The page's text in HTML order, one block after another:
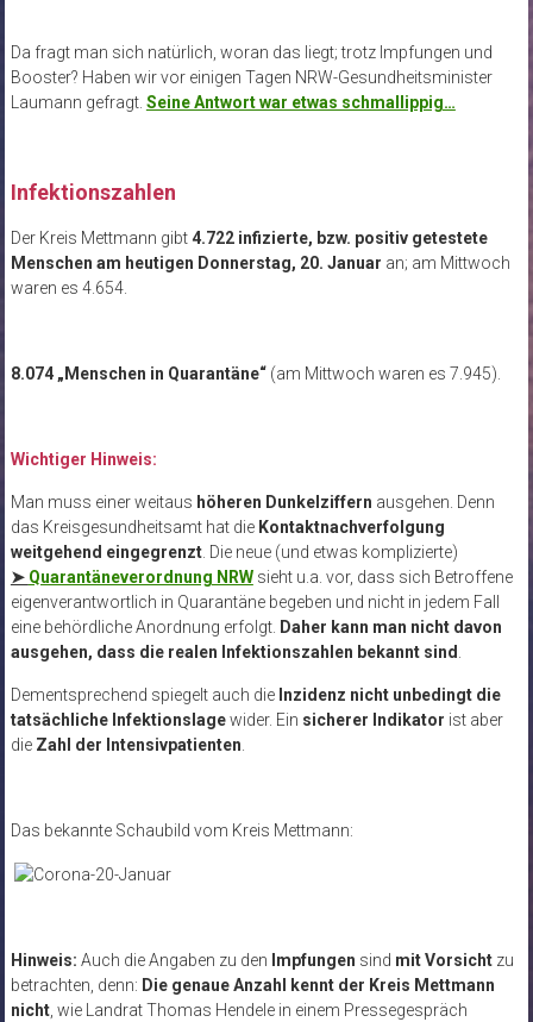
Da fragt man sich natürlich, woran das liegt; trotz Impfungen und
Booster? Haben wir vor einigen Tagen NRW-Gesundheitsminister
Laumann gefragt. Seine Antwort war etwas schmallippig…
Infektionszahlen
Der Kreis Mettmann gibt4.722 infizierte, bzw. positiv getestete
Menschen am heutigen Donnerstag, 20. Januar an; am Mittwoch
waren es 4.654.
8.074 „Menschen in Quarantäne“ (am Mittwoch waren es 7.945).
Wichtiger Hinweis:
Man muss einer weitaus höheren Dunkelziffern ausgehen. Denn
das Kreisgesundheitsamt hat die Kontaktnachverfolgung
weitgehend eingegrenzt. Die neue (und etwas komplizierte)
➤ Quarantäneverordnung NRWsieht u.a. vor, dass sich Betroffene
eigenverantwortlich in Quarantäne begeben und nicht in jedem Fall
eine behördliche Anordnung erfolgt. Daher kann man nicht davon
ausgehen, dass die realen Infektionszahlen bekannt sind.
Dementsprechend spiegelt auch die Inzidenz nicht unbedingt die
tatsächliche Infektionslagewider. Ein sicherer Indikator ist aber
die Zahl der Intensivpatienten.
Das bekannte Schaubild vom Kreis Mettmann:
Hinweis: Auch die Angaben zu den Impfungen sind mit Vorsichtzu
betrachten, denn: Die genaue Anzahl kennt der Kreis Mettmann
nicht, wie Landrat Thomas Hendele in einem Pressegespräch